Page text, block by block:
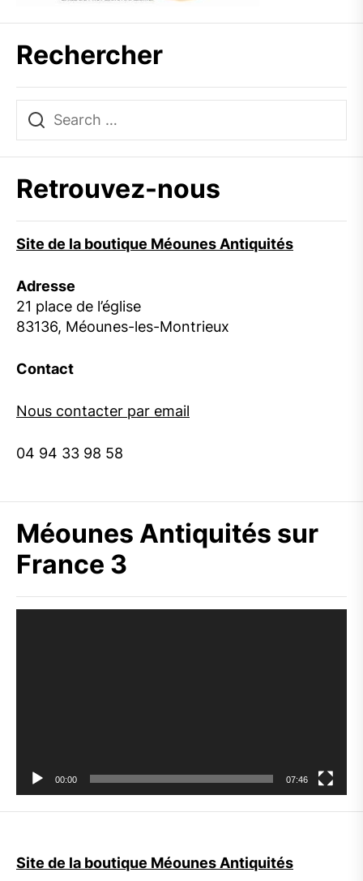
Rechercher
Retrouvez-nous
Site de la boutique Méounes Antiquités
Adresse
21 place de l’église
83136, Méounes-les-Montrieux
Contact
Nous contacter par email
04 94 33 98 58
Méounes Antiquités sur
France 3
00:00 07:46
Site de la boutique Méounes Antiquités